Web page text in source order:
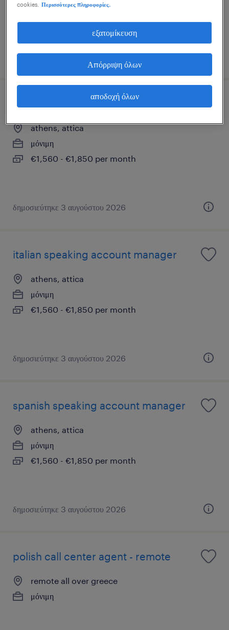
μόνιμη
δημοσιεύτηκε 3 αυγούστου 2026
french speaking account manager
athens, attica
μόνιμη
€1,560 - €1,850 per month
δημοσιεύτηκε 3 αυγούστου 2026
italian speaking account manager
athens, attica
μόνιμη
€1,560 - €1,850 per month
δημοσιεύτηκε 3 αυγούστου 2026
spanish speaking account manager
athens, attica
μόνιμη
€1,560 - €1,850 per month
δημοσιεύτηκε 3 αυγούστου 2026
polish call center agent - remote
remote all over greece
μόνιμη
cookies.
Περισσότερες πληροφορίες.
εξατομίκευση
Απόρριψη όλων
αποδοχή όλων